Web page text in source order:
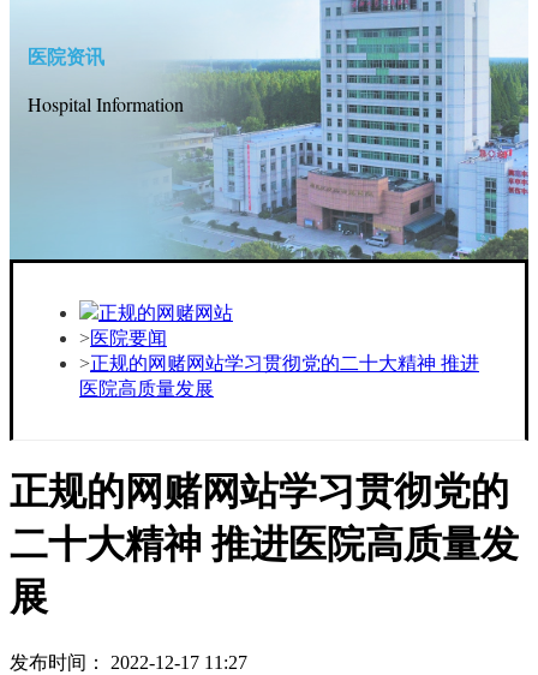
医院资讯
Hospital Information
正规的网赌网站
医院要闻
正规的网赌网站学习贯彻党的二十大精神 推进
医院高质量发展
正规的网赌网站学习贯彻党的
二十大精神 推进医院高质量发
展
发布时间： 2022-12-17 11:27